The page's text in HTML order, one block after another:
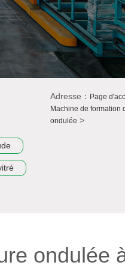
Adresse： Page
Machine de formation
ondulée >
ondulée